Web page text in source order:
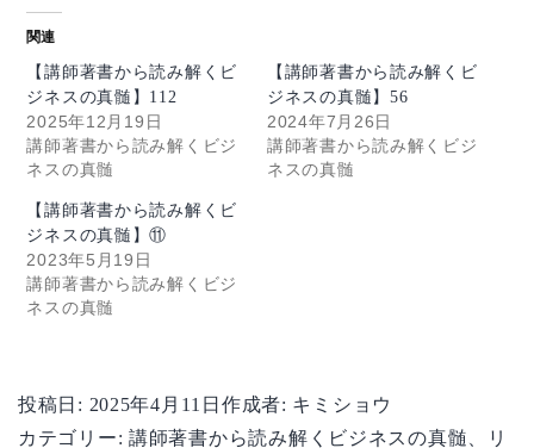
関連
【講師著書から読み解くビ
ジネスの真髄】112
2025年12月19日
講師著書から読み解くビジ
ネスの真髄
【講師著書から読み解くビ
ジネスの真髄】56
2024年7月26日
講師著書から読み解くビジ
ネスの真髄
【講師著書から読み解くビ
ジネスの真髄】⑪
2023年5月19日
講師著書から読み解くビジ
ネスの真髄
投稿日: 2025年4月11日 作成者: キミショウ
カテゴリー:講師著書から読み解くビジネスの真髄
リ